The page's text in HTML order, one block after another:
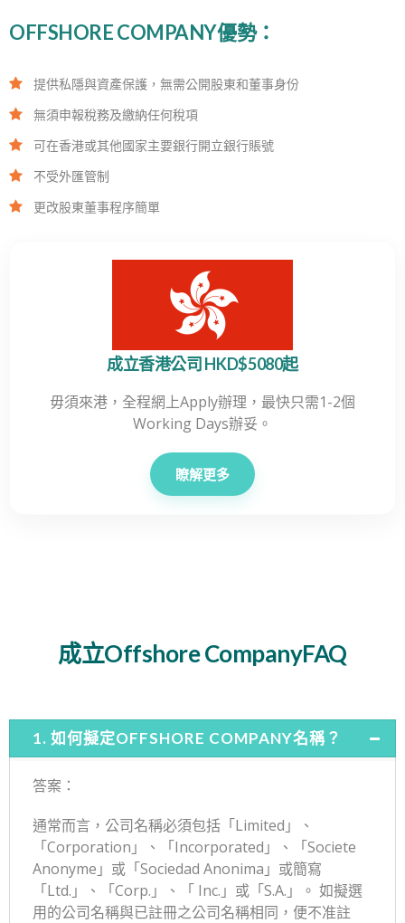
OFFSHORE COMPANY優勢：
提供私隱與資產保護，無需公開股東和董事身份
無須申報稅務及繳納任何稅項
可在香港或其他國家主要銀行開立銀行賬號
不受外匯管制
更改股東董事程序簡單
成立香港公司 HKD$5080起
毋須來港，全程網上Apply辦理，最快只需1-2個
Working Days辦妥。
瞭解更多
成立Offshore CompanyFAQ
1. 如何擬定OFFSHORE COMPANY名稱？
答案：
通常而言，公司名稱必須包括「Limited 」、
「Corporation 」、「Incorporated 」、「Societe
Anonyme 」或「Sociedad Anonima 」或簡寫
「Ltd. 」、「Corp. 」、「 Inc. 」或「S.A. 」。 如擬選
用的公司名稱與已註冊之公司名稱相同，便不准註